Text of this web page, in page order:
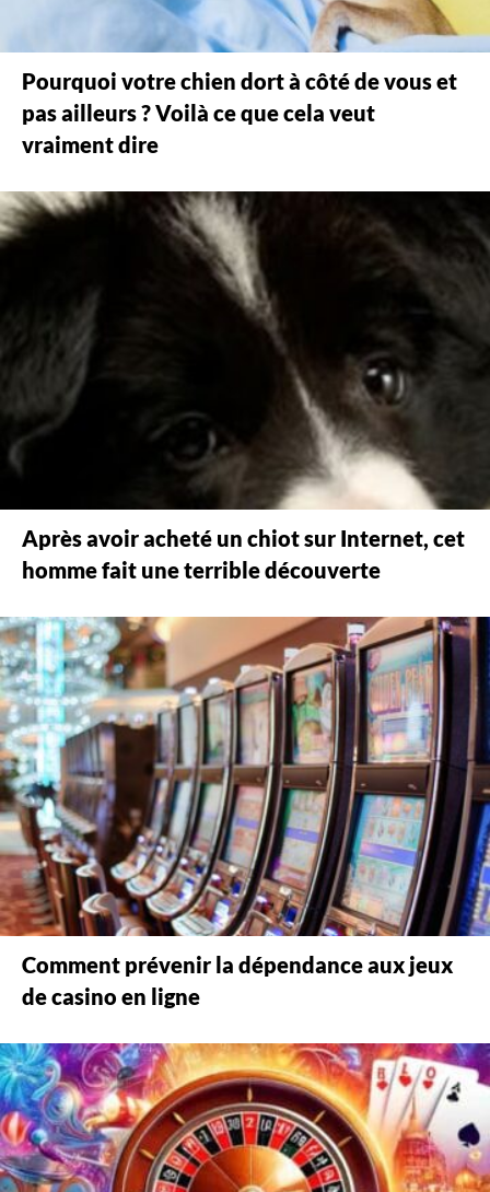
Pourquoi votre chien dort à côté de vous et
pas ailleurs ? Voilà ce que cela veut
vraiment dire
Après avoir acheté un chiot sur Internet, cet
homme fait une terrible découverte
Comment prévenir la dépendance aux jeux
de casino en ligne